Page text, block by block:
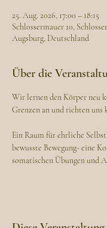
25. Aug. 2026, 17:00 – 18:15
Schlossermauer 10,
Augsburg, Deutschland
Über die
Wir lernen den Körper neu
Grenzen an und richten uns
Ein Raum für ehrliche
bewusste Bewegung- eine
somatischen Übungen und